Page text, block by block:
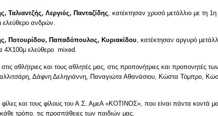
Ταλιαντζής, Λεργιός, Πανταζίδης , κατέκτησαν χρυσό μετάλλιο με τη 1η
ανδρών.
Ποτουρίδου, Παπαδόπουλος, Κυριακίδου , κατέκτησαν αργυρό
4Χ100μ ελεύθερο mixed.
αθλήτριες και τους αθλητές μας, στις προπονήτριες και προπονητές των
Δάφνη Δεληγιάννη, Παναγιώτα Αθανάσιου, Κώστα Τόμπρο,
φίλες και τους φίλους του Α.Σ. ΑμεΑ «ΚΟΤΙΝΟΣ», που είναι πάντα κοντά
τρόπο, τις προσπάθειες των παιδιών μας.